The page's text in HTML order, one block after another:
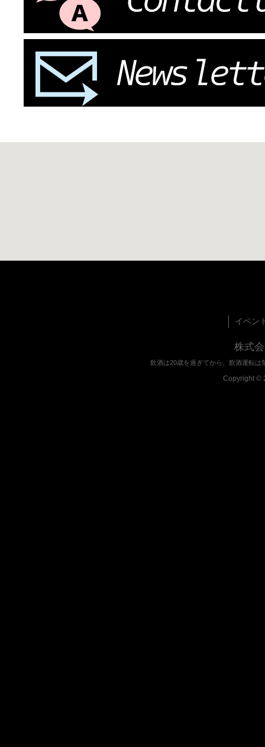
イベン
株式
飲酒は20歳を過ぎてから。飲酒運転は
Copyright ©